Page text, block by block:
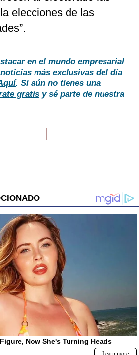
elecciones de las
en el mundo empresarial
más exclusivas del día
. Si aún no tienes una
gratis y sé parte de nuestra